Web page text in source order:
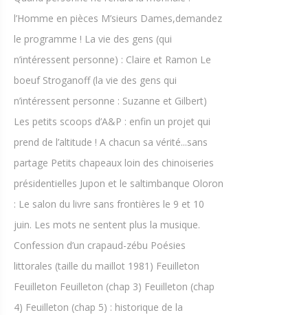
l’Homme en pièces M’sieurs Dames,demandez
le programme ! La vie des gens (qui
n’intéressent personne) : Claire et Ramon Le
boeuf Stroganoff (la vie des gens qui
n’intéressent personne : Suzanne et Gilbert)
Les petits scoops d’A&P : enfin un projet qui
prend de l’altitude ! A chacun sa vérité...sans
partage Petits chapeaux loin des chinoiseries
présidentielles Jupon et le saltimbanque Oloron
: Le salon du livre sans frontières le 9 et 10
juin. Les mots ne sentent plus la musique.
Confession d’un crapaud-zébu Poésies
littorales (taille du maillot 1981) Feuilleton
Feuilleton Feuilleton (chap 3) Feuilleton (chap
4) Feuilleton (chap 5) : historique de la